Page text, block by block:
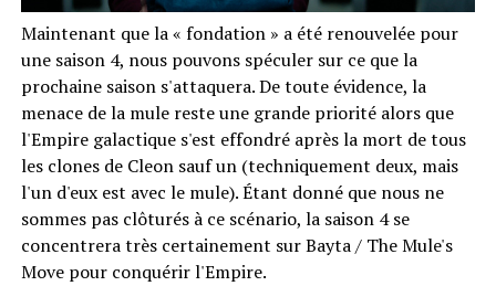
Maintenant que la « fondation » a été renouvelée pour
une saison 4, nous pouvons spéculer sur ce que la
prochaine saison s'attaquera. De toute évidence, la
menace de la mule reste une grande priorité alors que
l'Empire galactique s'est effondré après la mort de tous
les clones de Cleon sauf un (techniquement deux, mais
l'un d'eux est avec le mule). Étant donné que nous ne
sommes pas clôturés à ce scénario, la saison 4 se
concentrera très certainement sur Bayta / The Mule's
Move pour conquérir l'Empire.